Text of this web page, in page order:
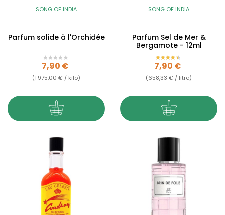
SONG OF INDIA
Parfum solide à l'Orchidée
Prix
7,90 €
(1 975,00 € / kilo)
SONG OF INDIA
Parfum Sel de Mer &
Bergamote - 12ml
Prix
7,90 €
(658,33 € / litre)